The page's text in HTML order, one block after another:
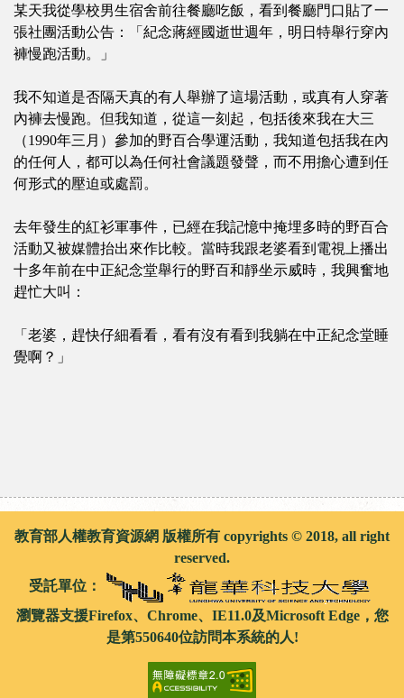
某天我從學校男生宿舍前往餐廳吃飯，看到餐廳門口貼了一
張社團活動公告：「紀念蔣經國逝世週年，明日特舉行穿內
褲慢跑活動。」
我不知道是否隔天真的有人舉辦了這場活動，或真有人穿著
內褲去慢跑。但我知道，從這一刻起，包括後來我在大三
（1990年三月）參加的野百合學運活動，我知道包括我在內
的任何人，都可以為任何社會議題發聲，而不用擔心遭到任
何形式的壓迫或處罰。
去年發生的紅衫軍事件，已經在我記憶中掩埋多時的野百合
活動又被媒體抬出來作比較。當時我跟老婆看到電視上播出
十多年前在中正紀念堂舉行的野百和靜坐示威時，我興奮地
趕忙大叫：
「老婆，趕快仔細看看，看有沒有看到我躺在中正紀念堂睡
覺啊？」
教育部人權教育資源網 版權所有 copyrights © 2018, all right
reserved.
受託單位：
瀏覽器支援Firefox、Chrome、IE11.0及Microsoft Edge，您
是第550640位訪問本系統的人!